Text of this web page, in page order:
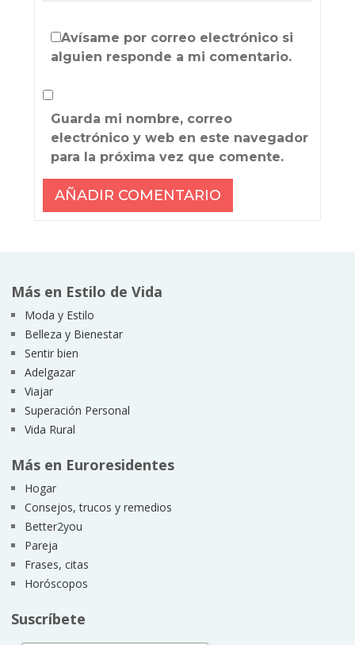
Avísame por correo electrónico si
alguien responde a mi comentario.
Guarda mi nombre, correo
electrónico y web en este navegador
para la próxima vez que comente.
Más en Estilo de Vida
Moda y Estilo
Belleza y Bienestar
Sentir bien
Adelgazar
Viajar
Superación Personal
Vida Rural
Más en Euroresidentes
Hogar
Consejos, trucos y remedios
Better2you
Pareja
Frases, citas
Horóscopos
Suscríbete